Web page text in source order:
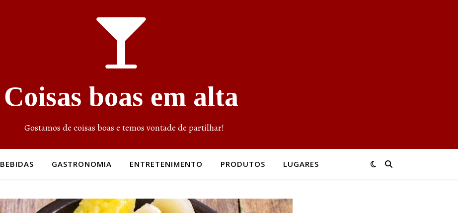
Gostamos de coisas boas e temos vontade de partilhar!
BEBIDAS GASTRONOMIA ENTRETENIMENTO PRODUTOS LUGARES